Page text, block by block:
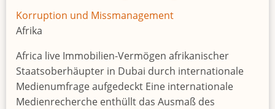
Korruption und Missmanagement
Afrika
Africa live Immobilien-Vermögen afrikanischer
Staatsoberhäupter in Dubai durch internationale
Medienumfrage aufgedeckt Eine internationale
Medienrecherche enthüllt das Ausmaß des